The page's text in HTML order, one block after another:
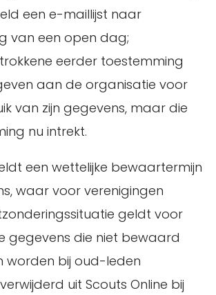
een e-maillijst naar
van een open dag;
eerder toestemming
aan de organisatie voor
van zijn gegevens, maar die
nu intrekt.
een wettelijke bewaartermijn
waar voor verenigingen
geldt voor
gegevens die niet bewaard
worden bij oud-leden
uit Scouts Online bij